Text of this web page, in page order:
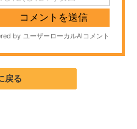
戻る